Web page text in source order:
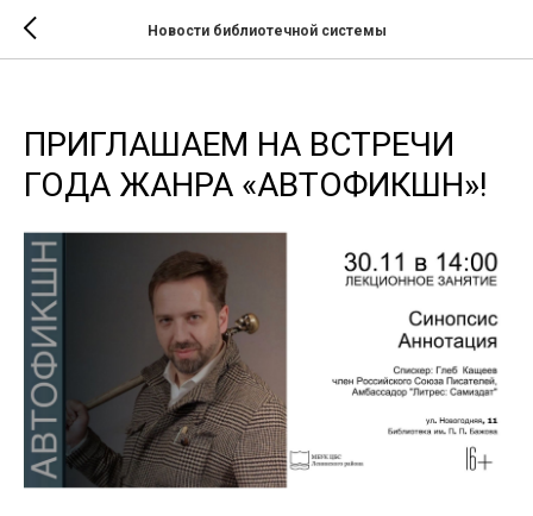
Новости библиотечной системы
ПРИГЛАШАЕМ НА ВСТРЕЧИ
ГОДА ЖАНРА «АВТОФИКШН»!